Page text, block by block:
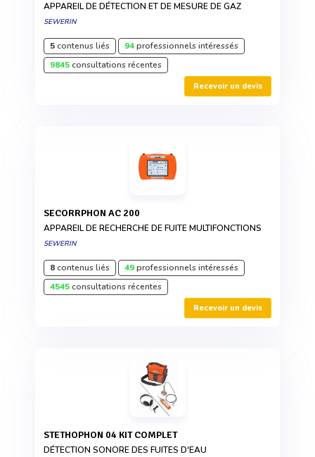
APPAREIL DE DÉTECTION ET DE MESURE DE GAZ
SEWERIN
5contenus liés 94professionnels intéressés
9845consultations récentes
Recevoir un devis
SECORRPHON AC 200
APPAREIL DE RECHERCHE DE FUITE MULTIFONCTIONS
SEWERIN
8contenus liés 49professionnels intéressés
4545consultations récentes
Recevoir un devis
STETHOPHON 04 KIT COMPLET
DÉTECTION SONORE DES FUITES D'EAU